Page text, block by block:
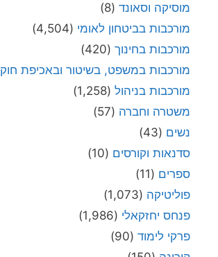
מוסיקה וסאונד (8)
מורכבות בביטחון לאומי (4,504)
מורכבות בחינוך (420)
מורכבות במשפט, בשיטור ובאכיפת חוק
מורכבות בניהול (1,258)
משטרה וחברה (57)
נשים (43)
סדנאות וקורסים (10)
ספרים (11)
פוליטיקה (1,073)
פנחס יחזקאלי (1,986)
פרקי לימוד (90)